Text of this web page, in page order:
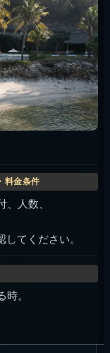
人数、
てください。
。